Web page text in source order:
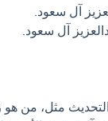
آل سعود.
آل سعود.
مثل، من هو